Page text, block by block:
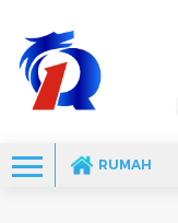
RUMAH